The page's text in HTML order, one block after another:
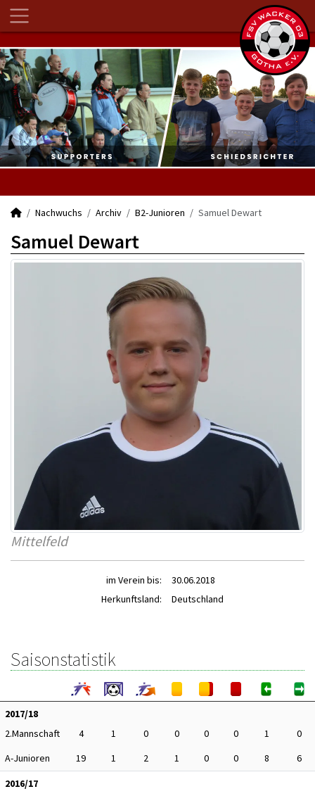
Nachwuchs Archiv B2-Junioren Samuel Dewart
Samuel Dewart
Mittelfeld
im Verein bis:
30.06.2018
Herkunftsland:
Deutschland
Saisonstatistik
2017/18
2.Mannschaft
4 1 0 0 0 0 1
0
A-Junioren
19 1 2 1 0 0 8
6
2016/17